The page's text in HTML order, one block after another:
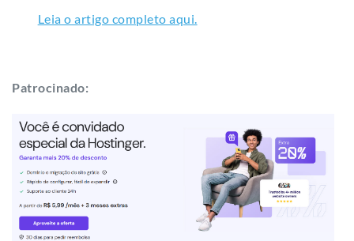
Leia o artigo completo aqui.
Patrocinado: